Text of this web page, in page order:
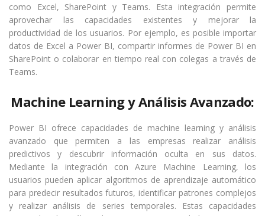
como Excel, SharePoint y Teams. Esta integración permite
aprovechar las capacidades existentes y mejorar la
productividad de los usuarios. Por ejemplo, es posible importar
datos de Excel a Power BI, compartir informes de Power BI en
SharePoint o colaborar en tiempo real con colegas a través de
Teams.
Machine Learning y Análisis Avanzado:
Power BI ofrece capacidades de machine learning y análisis
avanzado que permiten a las empresas realizar análisis
predictivos y descubrir información oculta en sus datos.
Mediante la integración con Azure Machine Learning, los
usuarios pueden aplicar algoritmos de aprendizaje automático
para predecir resultados futuros, identificar patrones complejos
y realizar análisis de series temporales. Estas capacidades